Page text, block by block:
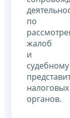
по
жалоб
и
судебному
налоговых
органов.